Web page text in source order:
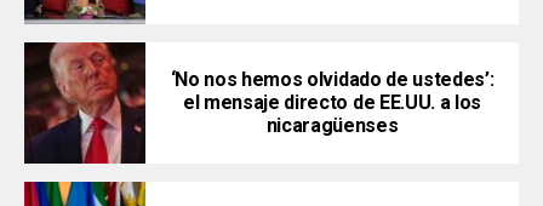
‘No nos hemos olvidado de ustedes’:
el mensaje directo de EE.UU. a los
nicaragüenses